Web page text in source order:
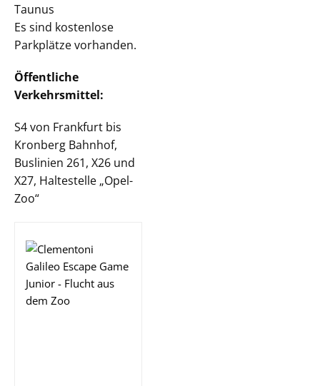
Taunus
Es sind kostenlose
Parkplätze vorhanden.
Öffentliche
Verkehrsmittel:
S4 von Frankfurt bis
Kronberg Bahnhof,
Buslinien 261, X26 und
X27, Haltestelle „Opel-
Zoo“